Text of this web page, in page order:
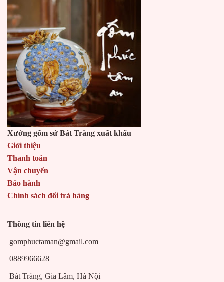
Xưởng gốm sứ Bát Tràng xuất khẩu
Giới thiệu
Thanh toán
Vận chuyển
Bảo hành
Chính sách đổi trả hàng
Thông tin liên hệ
gomphuctaman@gmail.com
0889966628
Bát Tràng, Gia Lâm, Hà Nội